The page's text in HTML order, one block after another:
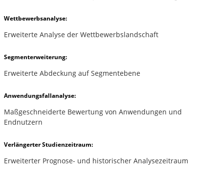
Wettbewerbsanalyse:
Erweiterte Analyse der Wettbewerbslandschaft
Segmenterweiterung:
Erweiterte Abdeckung auf Segmentebene
Anwendungsfallanalyse:
Maßgeschneiderte Bewertung von Anwendungen und
Endnutzern
Verlängerter Studienzeitraum:
Erweiterter Prognose- und historischer Analysezeitraum